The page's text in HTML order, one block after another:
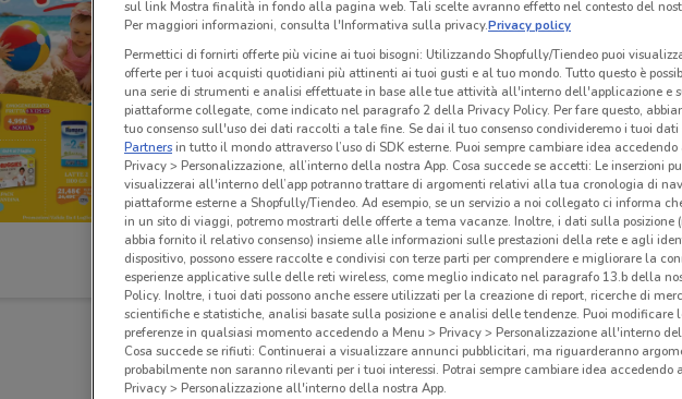
22.2 km
vita,
sul link Mostra finalità in fondo alla pagina web. Tali scelte avranno effetto nel contesto del
Per maggiori informazioni, consulta l'Informativa sulla privacy.Privacy policy
Permettici di fornirti offerte più vicine ai tuoi bisogni: Utilizzando Shopfully/Tiendeo puoi
offerte per i tuoi acquisti quotidiani più attinenti ai tuoi gusti e al tuo mondo. Tutto questo è
una serie di strumenti e analisi effettuate in base alle tue attività all'interno dell'applicazione e
piattaforme collegate, come indicato nel paragrafo 2 della Privacy Policy. Per fare questo,
tuo consenso sull'uso dei dati raccolti a tale fine. Se dai il tuo consenso condivideremo i tuoi dati
Partnersin tutto il mondo attraverso l’uso di SDK esterne. Puoi sempre cambiare idea accedendo
Privacy > Personalizzazione, all’interno della nostra App. Cosa succede se accetti: Le inserzioni
visualizzerai all'interno dell’app potranno trattare di argomenti relativi alla tua cronologia di
piattaforme esterne a Shopfully/Tiendeo. Ad esempio, se un servizio a noi collegato ci informa
in un sito di viaggi, potremo mostrarti delle offerte a tema vacanze. Inoltre, i dati sulla posizione
abbia fornito il relativo consenso) insieme alle informazioni sulle prestazioni della rete e agli
dispositivo, possono essere raccolte e condivisi con terze parti per comprendere e migliorare la
esperienze applicative sulle delle reti wireless, come meglio indicato nel paragrafo 13.b della
Policy. Inoltre, i tuoi dati possono anche essere utilizzati per la creazione di report, ricerche di
scientifiche e statistiche, analisi basate sulla posizione e analisi delle tendenze. Puoi modificare
preferenze in qualsiasi momento accedendo a Menu > Privacy > Personalizzazione all'interno
Cosa succede se rifiuti: Continuerai a visualizzare annunci pubblicitari, ma riguarderanno
probabilmente non saranno rilevanti per i tuoi interessi. Potrai sempre cambiare idea accedendo
Privacy > Personalizzazione all'interno della nostra App.